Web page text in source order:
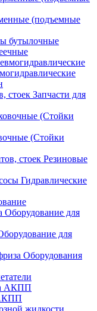
(подъемные
бутылочные
Запчасти для
(Стойки
Резиновые
Гидравлические
Оборудование для
для
Оборудования